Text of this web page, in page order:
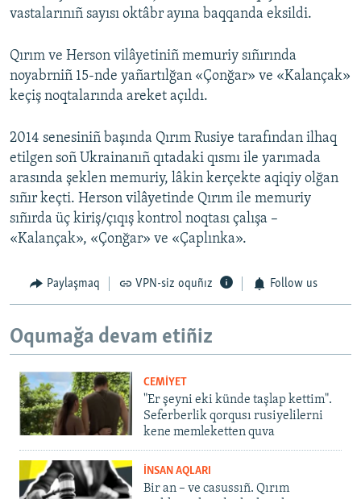
vastalarınıñ sayısı oktâbr ayına baqqanda eksildi.
Qırım ve Herson vilâyetiniñ memuriy sıñırında
noyabrniñ 15-nde yañartılğan «Çonğar» ve «Kalançak»
keçiş noqtalarında areket açıldı.
2014 senesiniñ başında Qırım Rusiye tarafından ilhaq
etilgen soñ Ukrainanıñ qıtadaki qısmı ile yarımada
arasında şeklen memuriy, lâkin kerçekte aqiqiy olğan
sıñır keçti. Herson vilâyetinde Qırım ile memuriy
sıñırda üç kiriş/çıqış kontrol noqtası çalışa –
«Kalançak», «Çonğar» ve «Çaplınka».
Paylaşmaq VPN-siz oquñız Follow us
Oqumağa devam etiñiz
CEMİYET
"Er şeyni eki künde taşlap kettim".
Seferberlik qorqusı rusiyelilerni
kene memleketten quva
İNSAN AQLARI
Bir an – ve casussıñ. Qırım